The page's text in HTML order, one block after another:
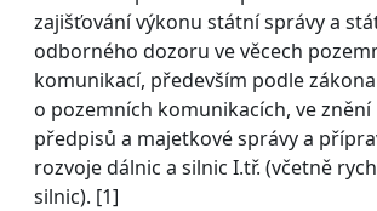
zajišťování výkonu státní správy a
odborného dozoru ve věcech
komunikací, především podle zákona
o pozemních komunikacích, ve znění
předpisů a majetkové správy a
rozvoje dálnic a silnic I.tř. (včetně
silnic). [1]